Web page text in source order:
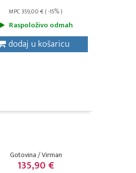
MPC 359,00 € ( -15% )
Raspoloživo odmah
dodaj u košaricu
Gotovina / Virman
135,90 €